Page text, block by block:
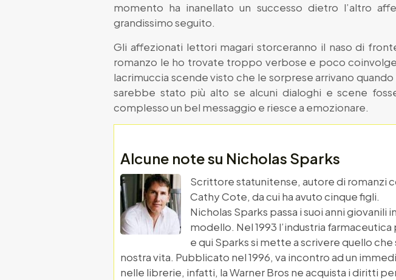
momento ha inanellato un successo dietro l’altro
grandissimo seguito.
Gli affezionati lettori magari storceranno il naso di
romanzo le ho trovate troppo verbose e poco
lacrimuccia scende visto che le sorprese arrivano
sarebbe stato più alto se alcuni dialoghi e scene
complesso un bel messaggio e riesce a emozionare.
Alcune note su Nicholas Sparks
Scrittore statunitense, autore di romanzi
Cathy Cote, da cui ha avuto cinque figli.
Nicholas Sparks passa i suoi anni
modello. Nel 1993 l’industria
e qui Sparks si mette a scrivere quello
nostra vita. Pubblicato nel 1996, va incontro ad un
nelle librerie, infatti, la Warner Bros ne acquista i diritti